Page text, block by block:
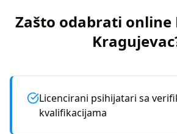
Zašto odabrati online
Kragujevac
Licencirani psihijatari sa
kvalifikacijama